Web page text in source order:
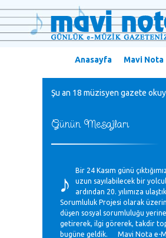
Anasayfa Mavi Nota
Şu an 18 müzisyen gazete
Günün Mesajları
♪
Bir 24 Kasım günü
uzun sayılabilecek bir
ardından 20. yılımıza
Sorumluluk Projesi olarak
düşen sosyal sorumluluğu yerine
getirerek, ilgi görerek, takdir
bugüne geldik. Mavi Nota e-